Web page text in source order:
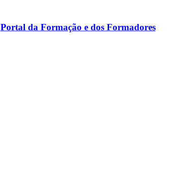
Portal da Formação e dos Formadores